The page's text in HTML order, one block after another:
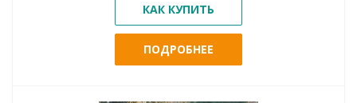
КАК КУПИТЬ
ПОДРОБНЕЕ